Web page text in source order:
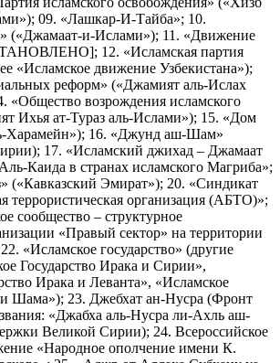
09. «Лашкар-И-Тайба»; 10.
(«Джамаат-и-Ислами»); 11. «Движение
12. «Исламская партия
«Исламское движение Узбекистана»);
реформ» («Джамият аль-Ислах
«Общество возрождения исламского
Ихья ат-Тураз аль-Ислами»); 15. «Дом
Харамейн»); 16. «Джунд аш-Шам»
17. «Исламский джихад – Джамаат
Каида в странах исламского Магриба»;
(«Кавказский Эмират»); 20. «Синдикат
террористическая организация (АБТО)»;
сообщество – структурное
«Правый сектор» на территории
«Исламское государство» (другие
Государство Ирака и Сирии»,
Ирака и Леванта», «Исламское
и Шама»); 23. Джебхат ан-Нусра (Фронт
«Джабха аль-Нусра ли-Ахль аш-
Великой Сирии); 24. Всероссийское
«Народное ополчение имени К.